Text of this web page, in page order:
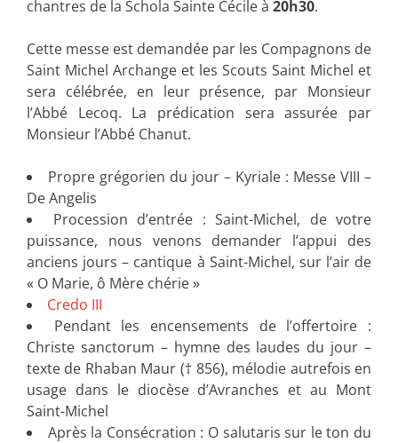
chantres de la Schola Sainte Cécile à 20h30.
Cette messe est demandée par les Compagnons de
Saint Michel Archange et les Scouts Saint Michel et
sera célébrée, en leur présence, par Monsieur
l’Abbé Lecoq. La prédication sera assurée par
Monsieur l’Abbé Chanut.
Propre grégorien du jour – Kyriale : Messe VIII –
De Angelis
Procession d’entrée : Saint-Michel, de votre
puissance, nous venons demander l’appui des
anciens jours – cantique à Saint-Michel, sur l’air de
« O Marie, ô Mère chérie »
Credo III
Pendant les encensements de l’offertoire :
Christe sanctorum – hymne des laudes du jour –
texte de Rhaban Maur († 856), mélodie autrefois en
usage dans le diocèse d’Avranches et au Mont
Saint-Michel
Après la Consécration : O salutaris sur le ton du